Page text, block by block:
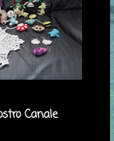
Canale